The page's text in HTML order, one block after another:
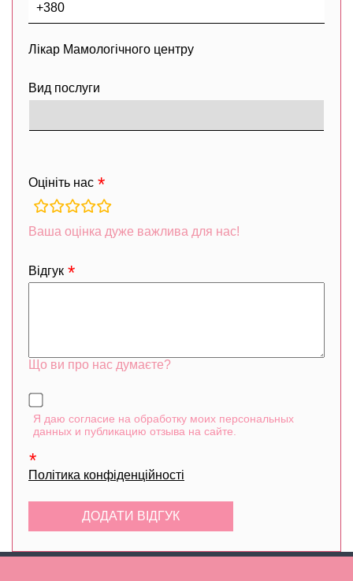
Лікар Мамологічного центру
Вид послуги
Оцініть нас
rating
fields
Ваша оцінка дуже важлива для нас!
Відгук
Що ви про нас думаєте?
Я даю согласие на обработку моих персональных
данных и публикацию отзыва на сайте.
Політика конфіденційності